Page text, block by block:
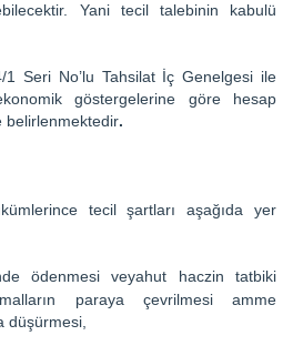
Yani tecil talebinin kabulü
Seri No’lu Tahsilat İç Genelgesi ile
göstergelerine göre hesap
belirlenmektedir.
tecil şartları aşağıda yer
ödenmesi veyahut haczin tatbiki
paraya çevrilmesi amme
düşürmesi,